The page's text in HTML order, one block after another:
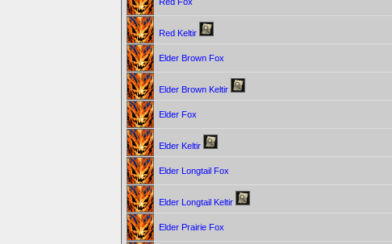
Red Keltir
Elder Brown Fox
Elder Brown Keltir
Elder Fox
Elder Keltir
Elder Longtail Fox
Elder Longtail Keltir
Elder Prairie Fox